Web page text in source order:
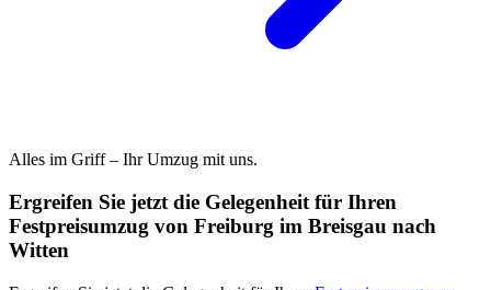
Alles im Griff – Ihr Umzug mit uns.
Ergreifen Sie jetzt die Gelegenheit für Ihren
Festpreisumzug von Freiburg im Breisgau nach
Witten